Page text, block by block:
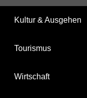
Kultur & Ausgehen
Tourismus
Wirtschaft